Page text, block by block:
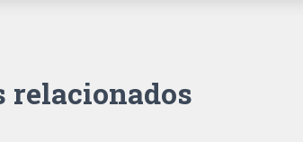
relacionados